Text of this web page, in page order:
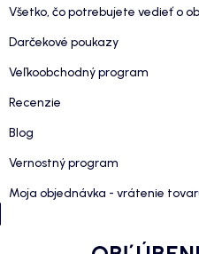
Všetko, čo potrebujete vedieť o
Darčekové poukazy
Veľkoobchodný program
Recenzie
Blog
Vernostný program
Moja objednávka - vrátenie